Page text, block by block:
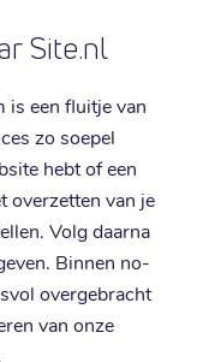
Site.nl
is een fluitje van
zo soepel
hebt of een
overzetten van je
Volg daarna
Binnen no-
overgebracht
van onze